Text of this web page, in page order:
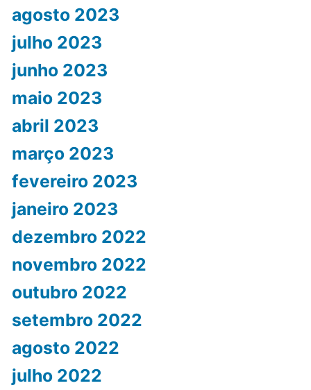
agosto 2023
julho 2023
junho 2023
maio 2023
abril 2023
março 2023
fevereiro 2023
janeiro 2023
dezembro 2022
novembro 2022
outubro 2022
setembro 2022
agosto 2022
julho 2022